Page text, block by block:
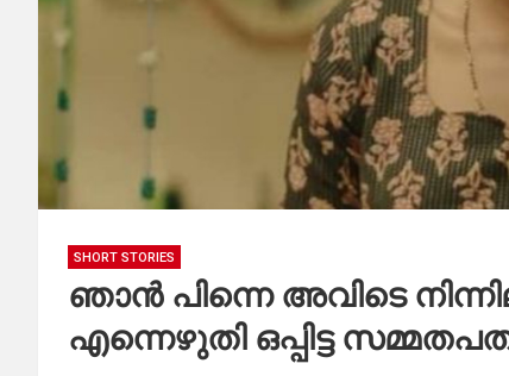
SHORT STORIES
ഞാൻ പിന്നെ അവിടെ
എന്നെഴുതി ഒപ്പിട്ട